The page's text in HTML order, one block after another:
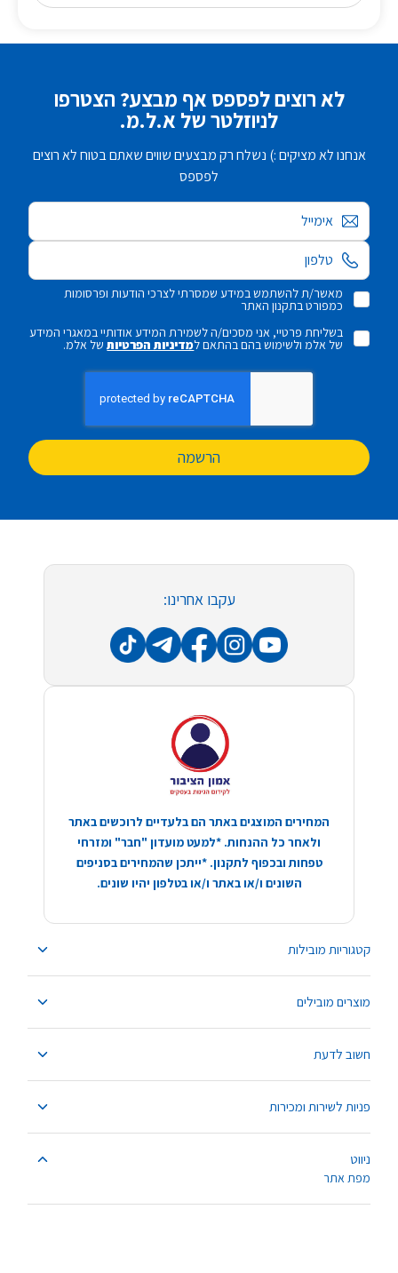
לא רוצים לפספס אף מבצע? הצטרפו
לניוזלטר של א.ל.מ.
אנחנו לא מציקים :) נשלח רק מבצעים שווים שאתם בטוח לא רוצים
לפספס
אימייל
מאשר/ת להשתמש במידע שמסרתי לצרכי הודעות ופרסומות
כמפורט בתקנון האתר
בשליחת פרטיי, אני מסכים/ה לשמירת המידע אודותיי במאגרי המידע
של אלמ ולשימוש בהם בהתאם למדיניות הפרטיותשל אלמ.
הרשמה
קטגוריות מובילות
מוצרים מובילים
חשוב לדעת
פניות לשירות ומכירות
ניווט
מפת אתר
עקבו אחרינו:
המחירים המוצגים באתר הם בלעדיים לרוכשים באתר
ולאחר כל ההנחות. *למעט מועדון "חבר" ומזרחי
טפחות ובכפוף לתקנון. *ייתכן שהמחירים בסניפים
השונים ו/או באתר ו/או בטלפון יהיו שונים.